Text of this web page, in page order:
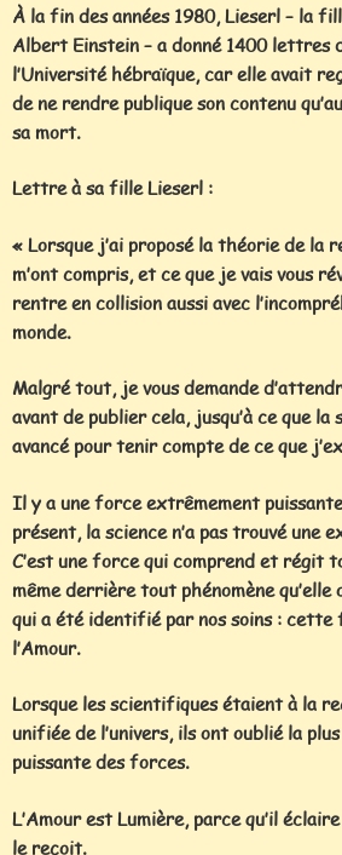
À la fin des années 1980, Lieserl – la
Albert Einstein – a donné 1400 lettres
l’Université hébraïque, car elle avait
de ne rendre publique son contenu
sa mort.
Lettre à sa fille Lieserl :
« Lorsque j’ai proposé la théorie de la
m’ont compris, et ce que je vais vous
rentre en collision aussi avec
monde.
Malgré tout, je vous demande
avant de publier cela, jusqu’à ce que la
avancé pour tenir compte de ce que
Il y a une force extrêmement puissante
présent, la science n’a pas trouvé une
C’est une force qui comprend et régit
même derrière tout phénomène qu’elle
qui a été identifié par nos soins : cette
l’Amour.
Lorsque les scientifiques étaient à la
unifiée de l’univers, ils ont oublié la
puissante des forces.
L’Amour est Lumière, parce qu’il
le reçoit.